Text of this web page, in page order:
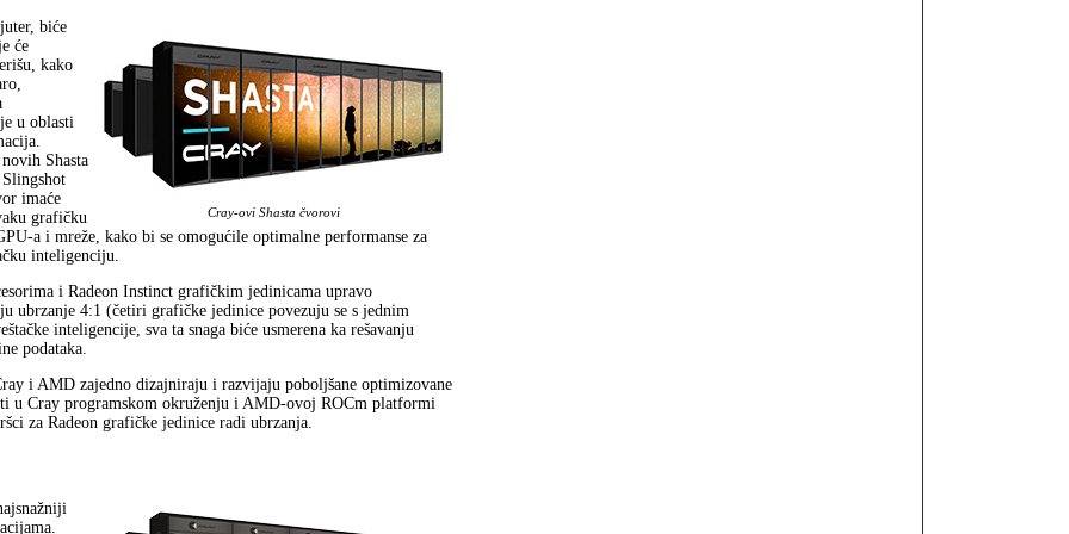
Cray-ovi Shas­ta čvo­rovi
biće
će
kako
u oblasti
Shasta
imaće
grafičku
a i mreže, kako bi se omogućile optimalne performanse za
inteligenciju.
i Radeon Instinct grafičkim jedinicama upravo
ubrzanje 4:1 (četiri grafičke jedinice povezuju se s jednim
inteligencije, sva ta snaga biće usmerena ka rešavanju
podataka.
i AMD zajedno dizajniraju i razvijaju poboljšane optimizovane
u Cray programskom okruženju i AMD-ovoj ROCm platformi
za Radeon grafičke jedinice radi ubrzanja.